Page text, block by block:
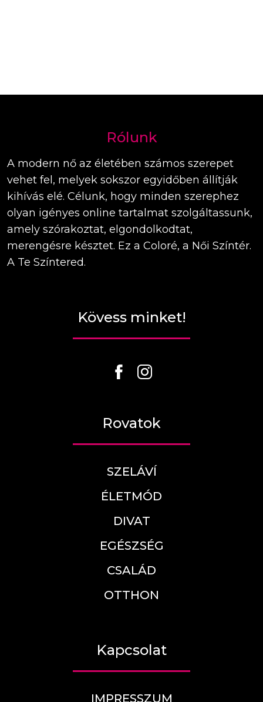
Rólunk
A modern nő az életében számos szerepet
vehet fel, melyek sokszor egyidőben állítják
kihívás elé. Célunk, hogy minden szerephez
olyan igényes online tartalmat szolgáltassunk,
amely szórakoztat, elgondolkodtat,
merengésre késztet. Ez a Coloré, a Női Színtér.
A Te Színtered.
Kövess minket!
Rovatok
SZELÁVÍ
ÉLETMÓD
DIVAT
EGÉSZSÉG
CSALÁD
OTTHON
Kapcsolat
IMPRESSZUM